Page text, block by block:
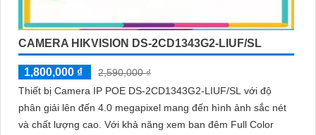
CAMERA HIKVISION DS-2CD1343G2-LIUF/SL
1,800,000 ₫
2,590,000 ₫
Thiết bị Camera IP POE DS-2CD1343G2-LIUF/SL với độ
phân giải lên đến 4.0 megapixel mang đến hình ảnh sắc nét
và chất lượng cao. Với khả năng xem ban đêm Full Color